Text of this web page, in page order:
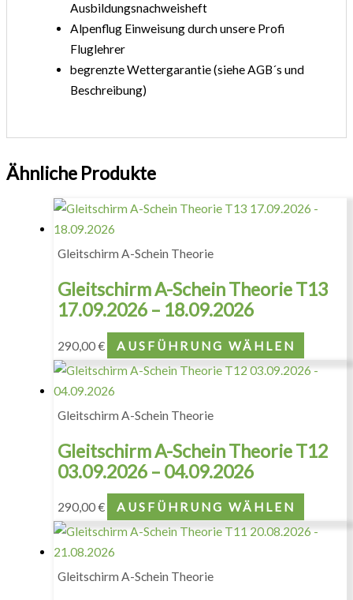
Ausbildungsnachweisheft
Alpenflug Einweisung durch unsere Profi
Fluglehrer
begrenzte Wettergarantie (siehe AGB´s und
Beschreibung)
Ähnliche Produkte
Gleitschirm A-Schein Theorie
Gleitschirm A-Schein Theorie T13
17.09.2026 – 18.09.2026
290,00€ AUSFÜHRUNG WÄHLEN
Gleitschirm A-Schein Theorie
Gleitschirm A-Schein Theorie T12
03.09.2026 – 04.09.2026
290,00€ AUSFÜHRUNG WÄHLEN
Gleitschirm A-Schein Theorie